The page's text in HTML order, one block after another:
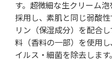
す。超微細な生クリーム
採用し、素肌と同じ弱酸
リン（保湿成分）を配合
料（香料の一部）を使用
イルス・細菌を除去しま